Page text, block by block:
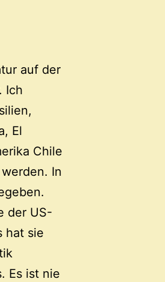
auf der
Ich
El
Chile
In
der US-
hat sie
Es ist nie